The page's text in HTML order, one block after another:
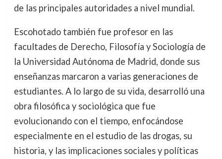
de las principales autoridades a nivel mundial.
Escohotado también fue profesor en las
facultades de Derecho, Filosofía y Sociología de
la Universidad Autónoma de Madrid, donde sus
enseñanzas marcaron a varias generaciones de
estudiantes. A lo largo de su vida, desarrolló una
obra filosófica y sociológica que fue
evolucionando con el tiempo, enfocándose
especialmente en el estudio de las drogas, su
historia, y las implicaciones sociales y políticas